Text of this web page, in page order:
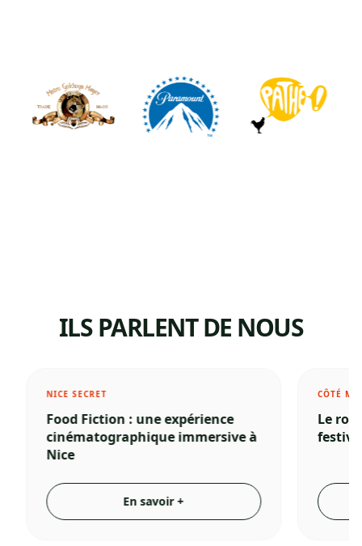
ILS PARLENT DE NOUS
NICE SECRET
Food Fiction : une expérience
cinématographique immersive à
Nice
En savoir +
CÔTÉ
Le